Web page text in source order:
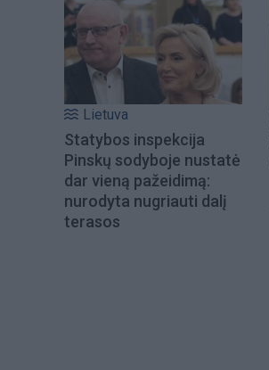
Lietuva
Statybos inspekcija
Pinskų sodyboje nustatė
dar vieną pažeidimą:
nurodyta nugriauti dalį
terasos